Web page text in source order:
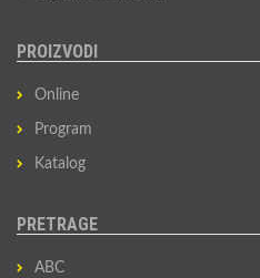
PROIZVODI
Online
Program
Katalog
PRETRAGE
ABC